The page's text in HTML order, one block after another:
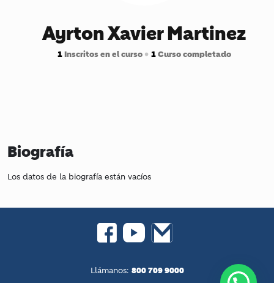
Ayrton Xavier Martinez
1Inscritos en el curso • 1Curso completado
Biografía
Los datos de la biografía están vacíos
Llámanos: 800 709 9000